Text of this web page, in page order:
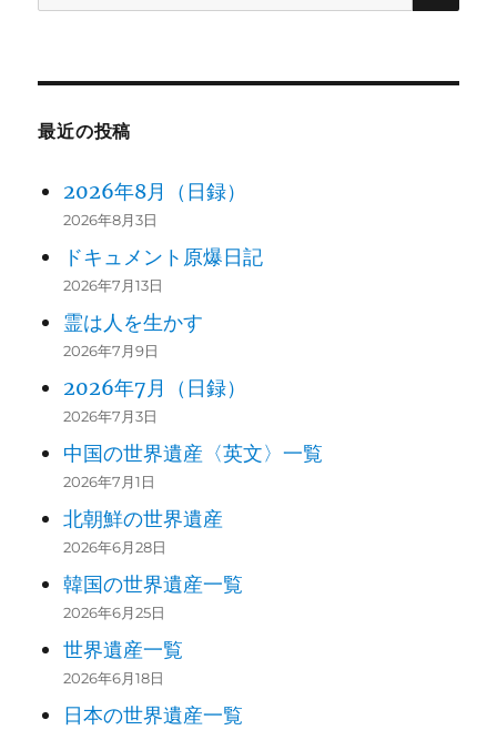
索:
最近の投稿
2026年8月（日録）
2026年8月3日
ドキュメント原爆日記
2026年7月13日
霊は人を生かす
2026年7月9日
2026年7月（日録）
2026年7月3日
中国の世界遺産〈英文〉一覧
2026年7月1日
北朝鮮の世界遺産
2026年6月28日
韓国の世界遺産一覧
2026年6月25日
世界遺産一覧
2026年6月18日
日本の世界遺産一覧